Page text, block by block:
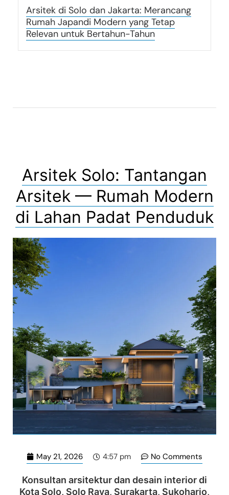
Arsitek di Solo dan Jakarta: Merancang
Rumah Japandi Modern yang Tetap
Relevan untuk Bertahun-Tahun
Arsitek Solo: Tantangan
Arsitek — Rumah Modern
di Lahan Padat Penduduk
May 21, 2026 4:57 pm No Comments
Konsultan arsitektur dan desain interior di
Kota Solo, Solo Raya, Surakarta, Sukoharjo,